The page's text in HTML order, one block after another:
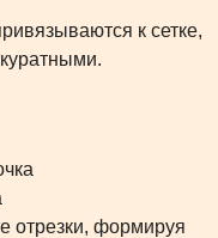
к сетке,
отрезки, формируя